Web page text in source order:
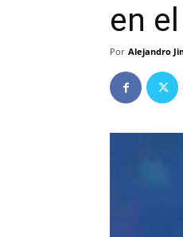
en
Por Alejandro